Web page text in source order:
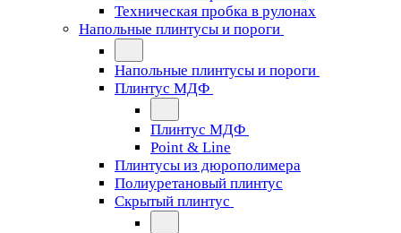
Техническая пробка в рулонах
Напольные плинтусы и пороги
Напольные плинтусы и пороги
Плинтус МДФ
Плинтус МДФ
Point & Line
Плинтусы из дюрополимера
Полиуретановый плинтус
Скрытый плинтус